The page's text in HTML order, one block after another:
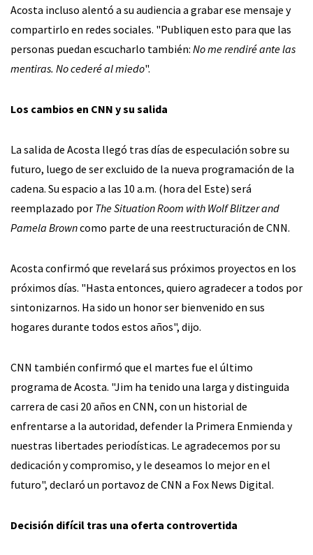
Acosta incluso alentó a su audiencia a grabar ese mensaje y
compartirlo en redes sociales. "Publiquen esto para que las
personas puedan escucharlo también: No me rendiré ante las
mentiras. No cederé al miedo".
Los cambios en CNN y su salida
La salida de Acosta llegó tras días de especulación sobre su
futuro, luego de ser excluido de la nueva programación de la
cadena. Su espacio a las 10 a.m. (hora del Este) será
reemplazado por The Situation Room with Wolf Blitzer and
Pamela Browncomo parte de una reestructuración de CNN.
Acosta confirmó que revelará sus próximos proyectos en los
próximos días. "Hasta entonces, quiero agradecer a todos por
sintonizarnos. Ha sido un honor ser bienvenido en sus
hogares durante todos estos años", dijo.
CNN también confirmó que el martes fue el último
programa de Acosta. "Jim ha tenido una larga y distinguida
carrera de casi 20 años en CNN, con un historial de
enfrentarse a la autoridad, defender la Primera Enmienda y
nuestras libertades periodísticas. Le agradecemos por su
dedicación y compromiso, y le deseamos lo mejor en el
futuro", declaró un portavoz de CNN a Fox News Digital.
Decisión difícil tras una oferta controvertida